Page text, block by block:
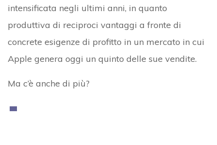
intensificata negli ultimi anni, in quanto
produttiva di reciproci vantaggi a fronte di
concrete esigenze di profitto in un mercato in cui
Apple genera oggi un quinto delle sue vendite.
Ma c’è anche di più?